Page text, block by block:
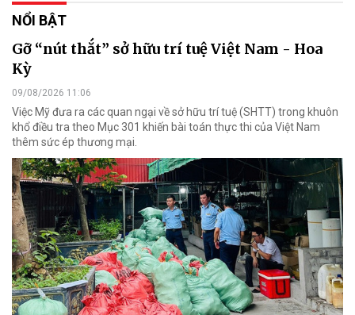
NỔI BẬT
Gỡ “nút thắt” sở hữu trí tuệ Việt Nam - Hoa
Kỳ
09/08/2026 11:06
Việc Mỹ đưa ra các quan ngại về sở hữu trí tuệ (SHTT) trong khuôn
khổ điều tra theo Mục 301 khiến bài toán thực thi của Việt Nam
thêm sức ép thương mại.